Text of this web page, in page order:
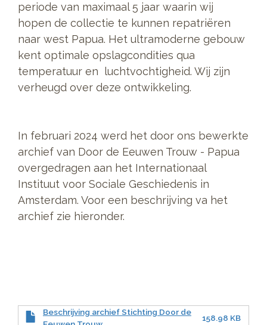
periode van maximaal 5 jaar waarin wij
hopen de collectie te kunnen repatriëren
naar west Papua. Het ultramoderne gebouw
kent optimale opslagcondities qua
temperatuur en luchtvochtigheid. Wij zijn
verheugd over deze ontwikkeling.
In februari 2024 werd het door ons bewerkte
archief van Door de Eeuwen Trouw - Papua
overgedragen aan het Internationaal
Instituut voor Sociale Geschiedenis in
Amsterdam. Voor een beschrijving va het
archief zie hieronder.
Beschrijving archief Stichting Door de
158.98 KB